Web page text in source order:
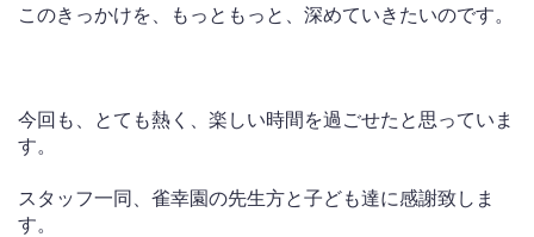
このきっかけを、もっともっと、深めていきたいのです。
今回も、とても熱く、楽しい時間を過ごせたと思っていま
す。
スタッフ一同、雀幸園の先生方と子ども達に感謝致しま
す。